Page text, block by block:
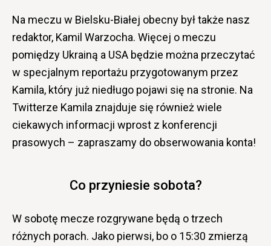
Na meczu w Bielsku-Białej obecny był także nasz
redaktor, Kamil Warzocha. Więcej o meczu
pomiędzy Ukrainą a USA będzie można przeczytać
w specjalnym reportażu przygotowanym przez
Kamila, który już niedługo pojawi się na stronie. Na
Twitterze Kamila znajduje się również wiele
ciekawych informacji wprost z konferencji
prasowych – zapraszamy do obserwowania konta!
Co przyniesie sobota?
W sobotę mecze rozgrywane będą o trzech
różnych porach. Jako pierwsi, bo o 15:30 zmierzą